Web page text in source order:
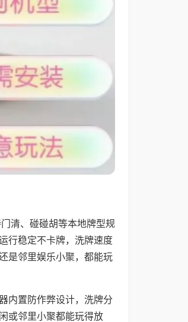
清、碰碰胡等本地牌型规
行稳定不卡牌，洗牌速度
是邻里娱乐小聚，都能玩
内置防作弊设计，洗牌分
或邻里小聚都能玩得放